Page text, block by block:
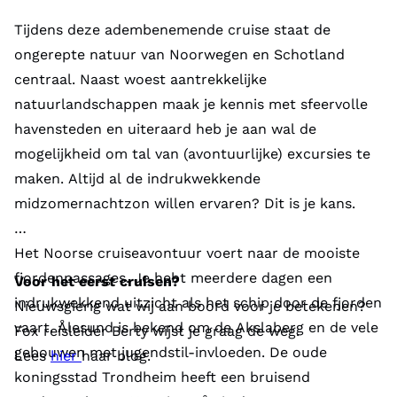
Tijdens deze adembenemende cruise staat de
ongerepte natuur van Noorwegen en Schotland
centraal. Naast woest aantrekkelijke
natuurlandschappen maak je kennis met sfeervolle
havensteden en uiteraard heb je aan wal de
mogelijkheid om tal van (avontuurlijke) excursies te
maken. Altijd al de indrukwekkende
midzomernachtzon willen ervaren? Dit is je kans.
Het Noorse cruiseavontuur voert naar de mooiste
fjordenpassages. Je hebt meerdere dagen een
indrukwekkend uitzicht als het schip door de fjorden
vaart. Ålesund is bekend om de Akslaberg en de vele
gebouwen met jugendstil-invloeden. De oude
koningsstad Trondheim heeft een bruisend
Voor het eerst cruisen?
Nieuwsgierig wat wij aan boord voor je betekenen?
Fox reisleider Berty wijst je graag de weg.
Leeshierhaar blog.